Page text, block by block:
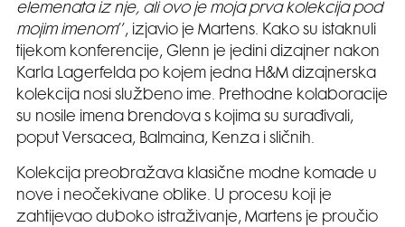
elemenata iz nje, ali ovo je moja prva kolekcija pod
mojim imenom’’, izjavio je Martens. Kako su istaknuli
tijekom konferencije, Glenn je jedini dizajner nakon
Karla Lagerfelda po kojem jedna H&M dizajnerska
kolekcija nosi službeno ime. Prethodne kolaboracije
su nosile imena brendova s kojima su surađivali,
poput Versacea, Balmaina, Kenza i sličnih.
Kolekcija preobražava klasične modne komade u
nove i neočekivane oblike. U procesu koji je
zahtijevao duboko istraživanje, Martens je proučio